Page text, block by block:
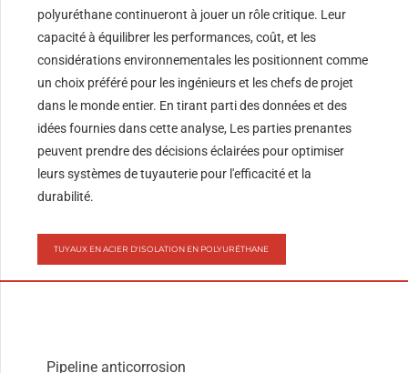
polyuréthane continueront à jouer un rôle critique. Leur
capacité à équilibrer les performances, coût, et les
considérations environnementales les positionnent comme
un choix préféré pour les ingénieurs et les chefs de projet
dans le monde entier. En tirant parti des données et des
idées fournies dans cette analyse, Les parties prenantes
peuvent prendre des décisions éclairées pour optimiser
leurs systèmes de tuyauterie pour l'efficacité et la
durabilité.
TUYAUX EN ACIER D'ISOLATION EN POLYURÉTHANE
Pipeline anticorrosion